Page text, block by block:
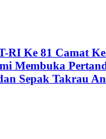
RI Ke 81 Camat
Membuka
Sepak Takrau